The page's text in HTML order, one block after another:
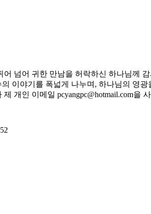
넘어 귀한 만남을 허락하신 하나님께
이야기를 폭넓게 나누며, 하나님의 영
개인 이메일 pcyangpc@hotmail.com을